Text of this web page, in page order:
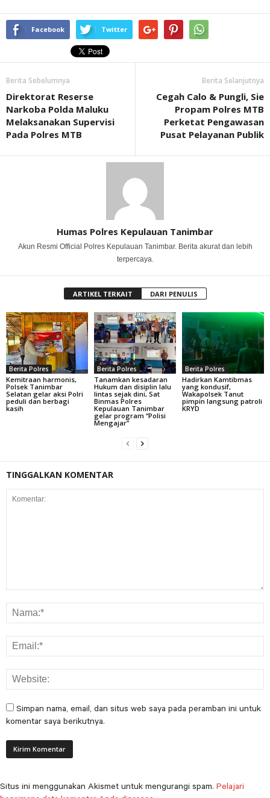
Facebook Twitter
Berita Sebelumnya
Direktorat Reserse
Narkoba Polda Maluku
Melaksanakan Supervisi
Pada Polres MTB
Berita Selanjutnya
Cegah Calo & Pungli, Sie
Propam Polres MTB
Perketat Pengawasan
Pusat Pelayanan Publik
Humas Polres Kepulauan Tanimbar
Akun Resmi Official Polres Kepulauan Tanimbar. Berita akurat dan lebih
terpercaya.
ARTIKEL TERKAIT DARI PENULIS
Berita Polres
Kemitraan harmonis,
Polsek Tanimbar
Selatan gelar aksi Polri
peduli dan berbagi
kasih
Berita Polres
Tanamkan kesadaran
Hukum dan disiplin lalu
lintas sejak dini, Sat
Binmas Polres
Kepulauan Tanimbar
gelar program “Polisi
Mengajar”
Berita Polres
Hadirkan Kamtibmas
yang kondusif,
Wakapolsek Tanut
pimpin langsung patroli
KRYD
TINGGALKAN KOMENTAR
Simpan nama, email, dan situs web saya pada peramban ini untuk
komentar saya berikutnya.
Situs ini menggunakan Akismet untuk mengurangi spam. Pelajari